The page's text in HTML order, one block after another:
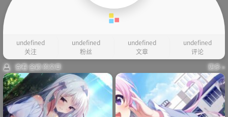
undefined
关注
undefined
粉丝
undefined
文章
undefined
评论
查看 金颖 的文章
更多 »